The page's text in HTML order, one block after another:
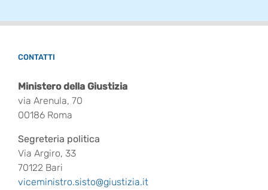
CONTATTI
Ministero della Giustizia
via Arenula, 70
00186 Roma
Segreteria politica
Via Argiro, 33
70122 Bari
viceministro.sisto@giustizia.it